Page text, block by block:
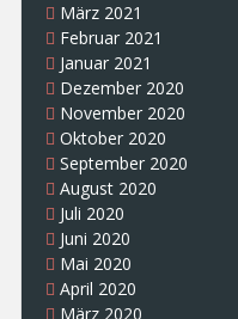
März 2021
Februar 2021
Januar 2021
Dezember 2020
November 2020
Oktober 2020
September 2020
August 2020
Juli 2020
Juni 2020
Mai 2020
April 2020
März 2020